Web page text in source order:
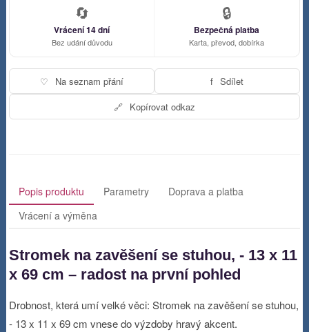
🔄
Vrácení 14 dní
Bez udání důvodu
🔒
Bezpečná platba
Karta, převod, dobírka
♡ Na seznam přání f Sdílet
🔗 Kopírovat odkaz
Popis produktu Parametry
Doprava a platba
Vrácení a výměna
Stromek na zavěšení se stuhou, - 13 x 11
x 69 cm – radost na první pohled
Drobnost, která umí velké věci: Stromek na zavěšení se stuhou,
- 13 x 11 x 69 cm vnese do výzdoby hravý akcent.